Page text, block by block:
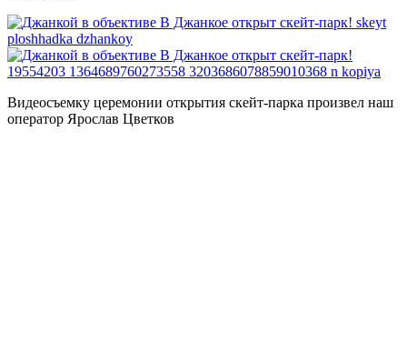
Видеосъемку церемонии открытия скейт-парка произвел наш
оператор Ярослав Цветков